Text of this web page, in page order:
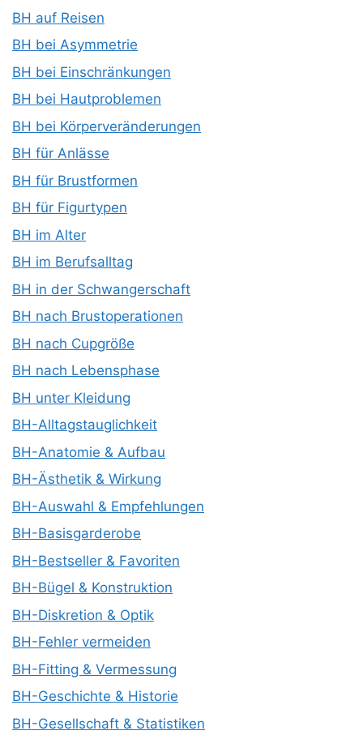
BH auf Reisen
BH bei Asymmetrie
BH bei Einschränkungen
BH bei Hautproblemen
BH bei Körperveränderungen
BH für Anlässe
BH für Brustformen
BH für Figurtypen
BH im Alter
BH im Berufsalltag
BH in der Schwangerschaft
BH nach Brustoperationen
BH nach Cupgröße
BH nach Lebensphase
BH unter Kleidung
BH-Alltagstauglichkeit
BH-Anatomie & Aufbau
BH-Ästhetik & Wirkung
BH-Auswahl & Empfehlungen
BH-Basisgarderobe
BH-Bestseller & Favoriten
BH-Bügel & Konstruktion
BH-Diskretion & Optik
BH-Fehler vermeiden
BH-Fitting & Vermessung
BH-Geschichte & Historie
BH-Gesellschaft & Statistiken